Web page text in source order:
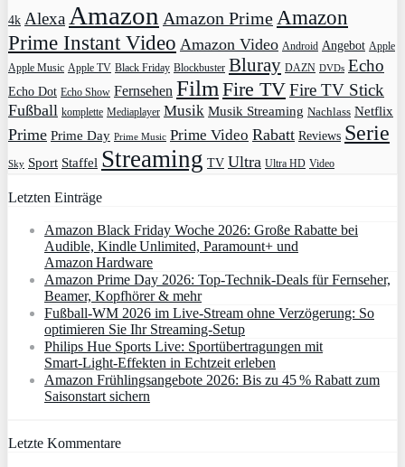
4k Alexa Amazon Amazon Prime Amazon
Prime Instant Video Amazon Video Android Angebot Apple
Apple Music Apple TV Black Friday Blockbuster Bluray DAZN DVDs Echo
Echo Dot Echo Show Fernsehen Film Fire TVFire TV Stick
Fußball komplette Mediaplayer Musik Musik Streaming Nachlass Netflix
Prime Prime Day Prime Music Prime Video Rabatt Reviews Serie
Sky Sport Staffel Streaming TV Ultra Ultra HD Video
Letzten Einträge
Amazon Black Friday Woche 2026: Große Rabatte bei
Audible, Kindle Unlimited, Paramount+ und
Amazon Hardware
Amazon Prime Day 2026: Top-Technik-Deals für Fernseher,
Beamer, Kopfhörer & mehr
Fußball-WM 2026 im Live-Stream ohne Verzögerung: So
optimieren Sie Ihr Streaming-Setup
Philips Hue Sports Live: Sportübertragungen mit
Smart‑Light‑Effekten in Echtzeit erleben
Amazon Frühlingsangebote 2026: Bis zu 45 % Rabatt zum
Saisonstart sichern
Letzte Kommentare